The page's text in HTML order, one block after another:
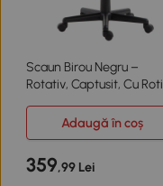
Scaun Birou Negru –
Rotativ, Captusit, Cu Roti
Adaugă în coș
359,99 Lei